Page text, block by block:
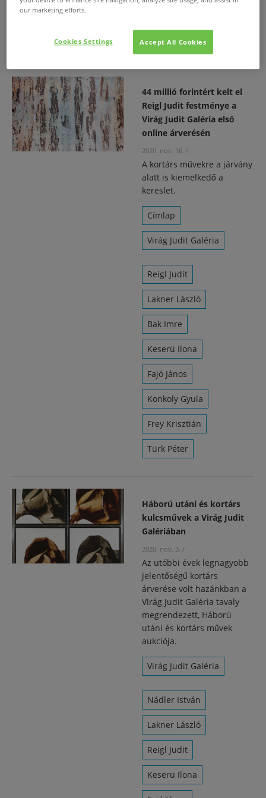
44 millió forintért kelt el
Reigl Judit festménye a
Virág Judit Galéria első
online árverésén
2020. nov. 16. /
A kortárs művekre a járvány
alatt is kiemelkedő a
kereslet.
Címlap
Virág Judit Galéria
Reigl Judit
Lakner László
Bak Imre
Keserü Ilona
Fajó János
Konkoly Gyula
Frey Krisztián
Türk Péter
Háború utáni és kortárs
kulcsművek a Virág Judit
Galériában
2020. nov. 3. /
Az utóbbi évek legnagyobb
jelentőségű kortárs
árverése volt hazánkban a
Virág Judit Galéria tavaly
megrendezett, Háború
utáni és kortárs művek
aukciója.
Virág Judit Galéria
Nádler István
Lakner László
Reigl Judit
Keserü Ilona
our marketing efforts.
Accept All Cookies
Cookies Settings